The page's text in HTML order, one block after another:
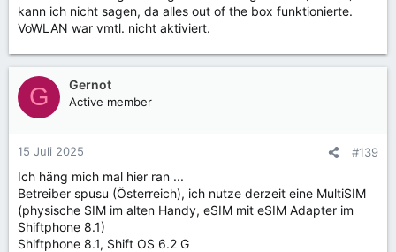
kann ich nicht sagen, da alles out of the box funktionierte.
VoWLAN war vmtl. nicht aktiviert.
G Gernot
Active member
15 Juli 2025 #139
Ich häng mich mal hier ran ...
Betreiber spusu (Österreich), ich nutze derzeit eine MultiSIM
(physische SIM im alten Handy, eSIM mit eSIM Adapter im
Shiftphone 8.1)
Shiftphone 8.1, Shift OS 6.2 G